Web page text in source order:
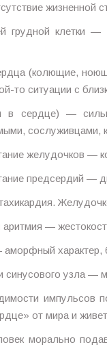
жизненной
грудной клетки —
(колющие,
то ситуации с
в сердце) —
сослуживцами,
желудочков —
предсердий —
—
характер,
синусового узла
импульсов
от мира и
морально